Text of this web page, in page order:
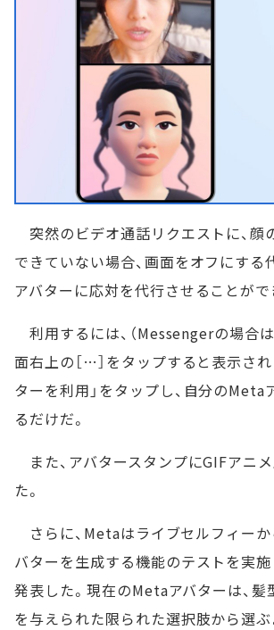
突然のビデオ通話リクエストに、顔
できていない場合、画面をオフにする
アバターに応対を代行させることがで
利用するには、（Messengerの場合
面右上の［…］をタップすると表示さ
ターを利用」をタップし、自分のMeta
るだけだ。
また、アバタースタンプにGIFアニ
た。
さらに、Metaはライブセルフィー
バターを生成する機能のテストを実
発表した。現在のMetaアバターは、
を与えられた限られた選択肢から選